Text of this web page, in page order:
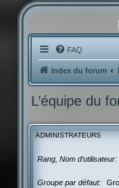
FAQ
Index du forum
L’équipe du
ADMINISTRATEURS
Rang, Nom d’utilisateur
Groupe par défaut